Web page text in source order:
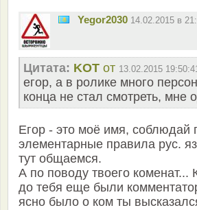
Yegor2030 14.02.2015 в
Цитата: KOT от 13.02.2015
егор, а в ролике много
конца не стал смотреть, мне
Егор - это моё имя, соблюдай
элементарные правила рус.
тут общаемся.
А по поводу твоего коменат...
до тебя еще были
ясно было о ком ты